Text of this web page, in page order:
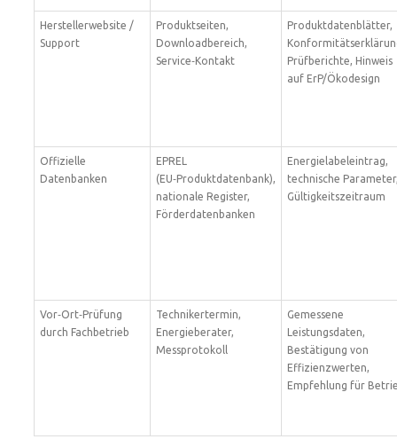
Herstellerwebsite /
Support
Produktseiten,
Downloadbereich,
Service‑Kontakt
Produktdatenblätter,
Prüfberichte, Hinweis
auf ErP/Ökodesign
Offizielle
Datenbanken
EPREL
(EU‑Produktdatenbank),
nationale Register,
Förderdatenbanken
Energielabeleintrag,
technische
Gültigkeitszeitraum
Vor‑Ort‑Prüfung
durch Fachbetrieb
Technikertermin,
Energieberater,
Messprotokoll
Gemessene
Leistungsdaten,
Bestätigung von
Effizienzwerten,
Empfehlung für